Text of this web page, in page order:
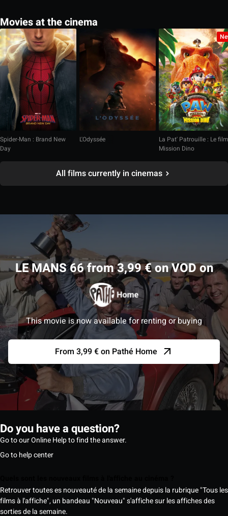
Movies at the cinema
Spider-Man : Brand New
Day
L'Odyssée
La Pat' Patrouille : Le film
Mission Dino
All films currently in cinemas
LE MANS 66 from 3,99 € on VOD on
This movie is now available for renting or buying
From 3,99 € on Pathé Home
Do you have a question?
Go to our Online Help to find the answer.
Go to help center
Retrouver toutes es nouveauté de la semaine depuis la rubrique "Tous les
films à l'affiche", un bandeau "Nouveau" s'affiche sur les affiches des
sorties de la semaine.